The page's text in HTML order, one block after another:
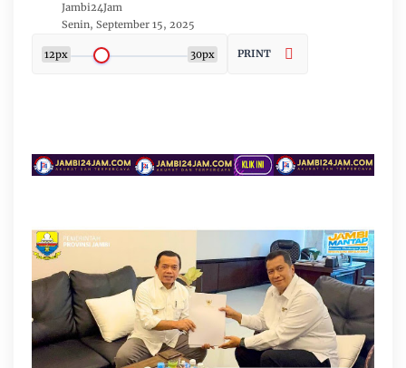
Jambi24Jam
Senin, September 15, 2025
12px 30px PRINT